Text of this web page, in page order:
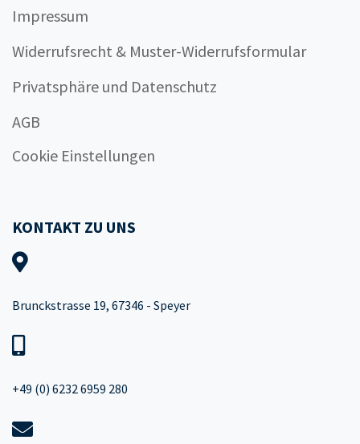
Impressum
Widerrufsrecht & Muster-Widerrufsformular
Privatsphäre und Datenschutz
AGB
Cookie Einstellungen
KONTAKT ZU UNS
Brunckstrasse 19, 67346 - Speyer
+49 (0) 6232 6959 280